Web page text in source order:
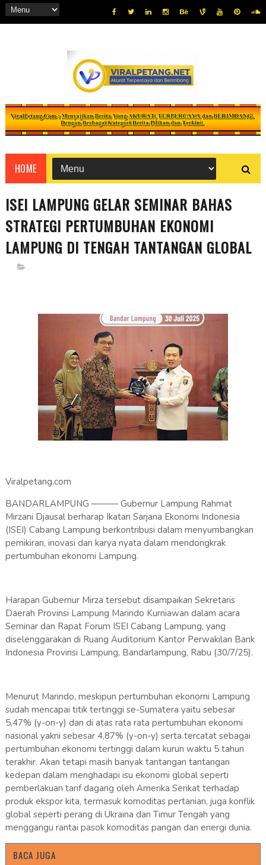
HOME
ISEI LAMPUNG GELAR SEMINAR BAHAS
STRATEGI PERTUMBUHAN EKONOMI
LAMPUNG DI TENGAH TANTANGAN GLOBAL
Viralpetang.com
BANDARLAMPUNG ——— Gubernur Lampung Rahmat
Mirzani Djausal berharap Ikatan Sarjana Ekonomi Indonesia
(ISEI) Cabang Lampung berkontribusi dalam menyumbangkan
pemikiran, inovasi dan karya nyata dalam mendongkrak
pertumbuhan ekonomi Lampung.
Harapan Gubernur Mirza tersebut disampaikan Sekretaris
Daerah Provinsi Lampung Marindo Kurniawan dalam acara
Seminar dan Rapat Forum ISEI Cabang Lampung, yang
diselenggarakan di Ruang Auditorium Kantor Perwakilan Bank
Indonesia Provinsi Lampung, Bandarlampung, Rabu (30/7/25).
Menurut Marindo, meskipun pertumbuhan ekonomi Lampung
sudah mencapai titik tertinggi se-Sumatera yaitu sebesar
5,47% (y-on-y) dan di atas rata rata pertumbuhan ekonomi
nasional yakni sebesar 4,87% (y-on-y) serta tercatat sebagai
pertumbuhan ekonomi tertinggi dalam kurun waktu 5 tahun
terakhir. Akan tetapi masih banyak tantangan tantangan
kedepan dalam menghadapi isu ekonomi global seperti
pemberlakuan tarif dagang oleh Amerika Serikat terhadap
produk ekspor kita, termasuk komoditas pertanian, juga konflik
global seperti perang di Ukraina dan Timur Tengah yang
menggangu rantai pasok komoditas pangan dan energi dunia.
BACA JUGA